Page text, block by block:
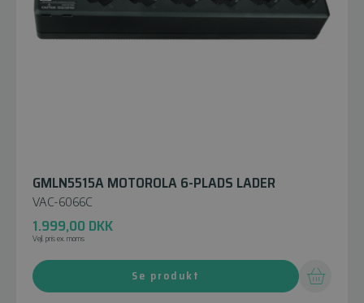
GMLN5515A MOTOROLA 6-PLADS LADER
VAC-6066C
1.999,00 DKK
Vejl. pris ex. moms
Se produkt